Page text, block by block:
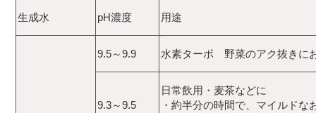
生成水 pH濃度 用途
9.5～9.9 水素ターボ 野菜のアク抜きに
9.3～9.5
日常飲用・麦茶などに
・約半分の時間で、マイルドな